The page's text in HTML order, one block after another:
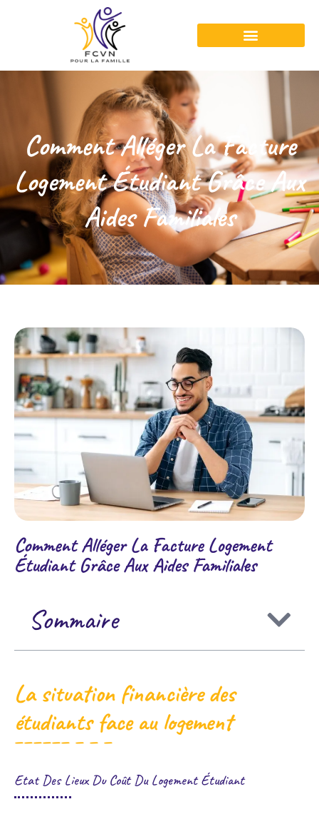
Comment Alléger La Facture
Logement Étudiant Grâce Aux
Aides Familiales
Comment Alléger La Facture Logement
Étudiant Grâce Aux Aides Familiales
Sommaire
La situation financière des
étudiants face au logement
Etat Des Lieux Du Coût Du Logement Étudiant